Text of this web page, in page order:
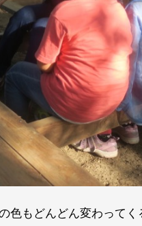
色もどんどん変わって